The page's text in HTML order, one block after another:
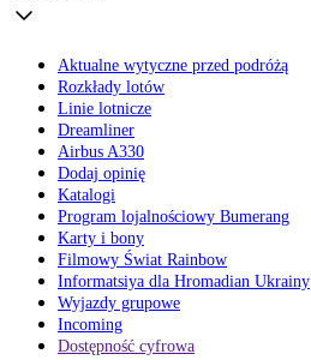
Aktualne wytyczne przed podróżą
Rozkłady lotów
Linie lotnicze
Dreamliner
Airbus A330
Dodaj opinię
Katalogi
Program lojalnościowy Bumerang
Karty i bony
Filmowy Świat Rainbow
Informatsiya dla Hromadian Ukrainy
Wyjazdy grupowe
Incoming
Dostępność cyfrowa